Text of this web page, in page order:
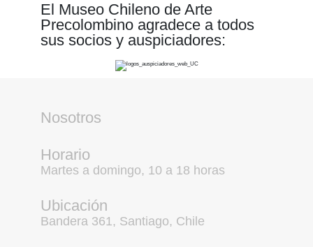
El Museo Chileno de Arte
Precolombino agradece a todos
sus socios y auspiciadores:
Nosotros
Horario
Martes a domingo, 10 a 18 horas
Ubicación
Bandera 361, Santiago, Chile